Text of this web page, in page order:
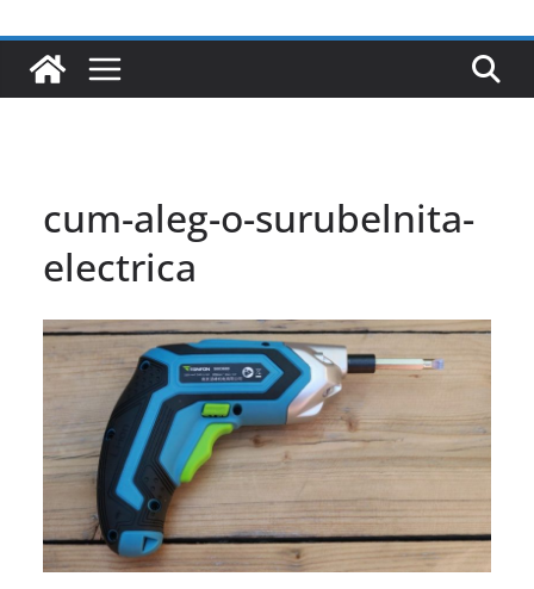
cum-aleg-o-surubelnita-
electrica